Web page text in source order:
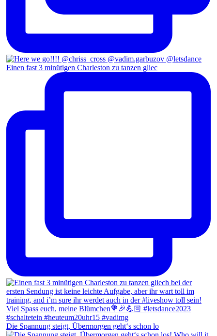
Einen fast 3 minütigen Charleston zu tanzen gliec
Die Spannung steigt, Übermorgen geht‘s schon lo